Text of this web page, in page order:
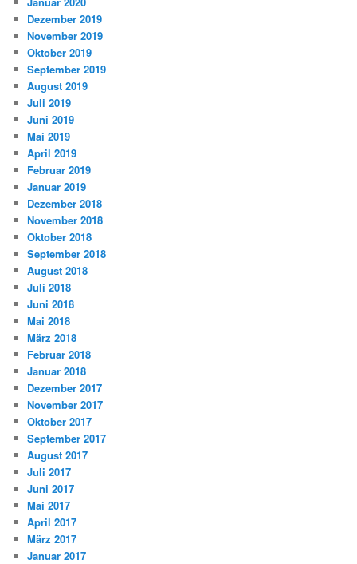
Dezember 2019
November 2019
Oktober 2019
September 2019
August 2019
Juli 2019
Juni 2019
Mai 2019
April 2019
Februar 2019
Januar 2019
Dezember 2018
November 2018
Oktober 2018
September 2018
August 2018
Juli 2018
Juni 2018
Mai 2018
März 2018
Februar 2018
Januar 2018
Dezember 2017
November 2017
Oktober 2017
September 2017
August 2017
Juli 2017
Juni 2017
Mai 2017
April 2017
März 2017
Januar 2017